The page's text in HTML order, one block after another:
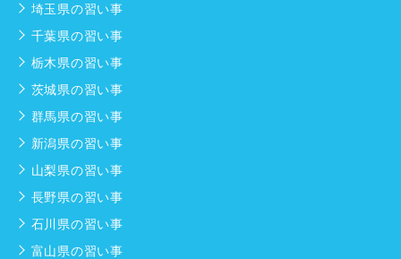
埼玉県の習い事
千葉県の習い事
栃木県の習い事
茨城県の習い事
群馬県の習い事
新潟県の習い事
山梨県の習い事
長野県の習い事
石川県の習い事
富山県の習い事